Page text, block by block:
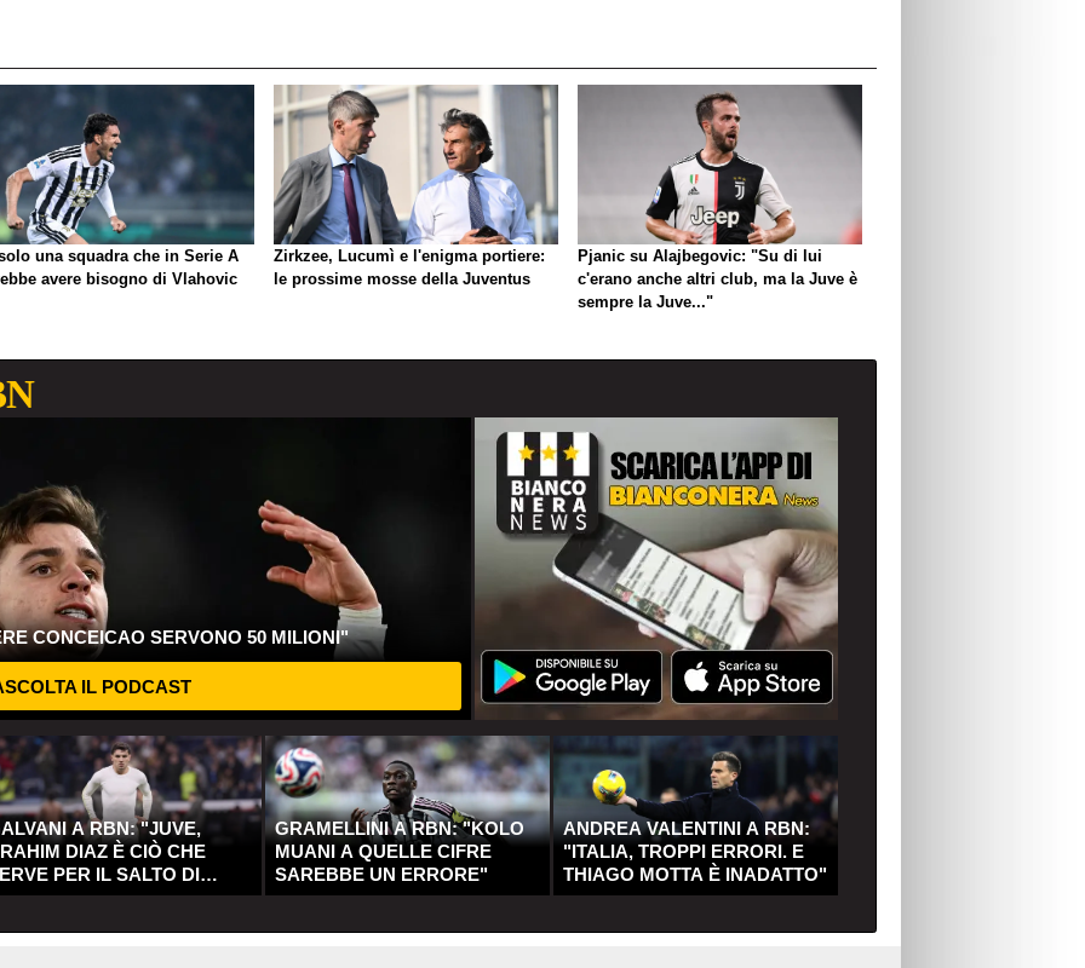
una squadra che in Serie A
avere bisogno di Vlahovic
Zirkzee, Lucumì e l'enigma portiere:
le prossime mosse della Juventus
Pjanic su Alajbegovic: "Su di lui
c'erano anche altri club, ma la Juve è
sempre la Juve..."
CONCEICAO SERVONO 50 MILIONI"
IL PODCAST
A RBN: "JUVE,
DIAZ È CIÒ CHE
PER IL SALTO DI
GRAMELLINI A RBN: "KOLO
MUANI A QUELLE CIFRE
SAREBBE UN ERRORE"
ANDREA VALENTINI A RBN:
"ITALIA, TROPPI ERRORI. E
THIAGO MOTTA È INADATTO"